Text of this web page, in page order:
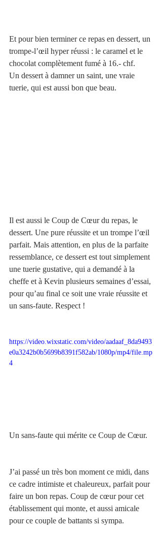
Et pour bien terminer ce repas en dessert, un
trompe-l’œil hyper réussi : le caramel et le
chocolat complètement fumé à 16.- chf.
Un dessert à damner un saint, une vraie
tuerie, qui est aussi bon que beau.
Il est aussi le Coup de Cœur du repas, le
dessert. Une pure réussite et un trompe l’œil
parfait. Mais attention, en plus de la parfaite
ressemblance, ce dessert est tout simplement
une tuerie gustative, qui a demandé à la
cheffe et à Kevin plusieurs semaines d’essai,
pour qu’au final ce soit une vraie réussite et
un sans-faute. Respect !
https://video.wixstatic.com/video/aadaaf_8da9493
e0a3242b0b5699b8391f582ab/1080p/mp4/file.mp
4
Un sans-faute qui mérite ce Coup de Cœur.
J’ai passé un très bon moment ce midi, dans
ce cadre intimiste et chaleureux, parfait pour
faire un bon repas. Coup de cœur pour cet
établissement qui monte, et aussi amicale
pour ce couple de battants si sympa.